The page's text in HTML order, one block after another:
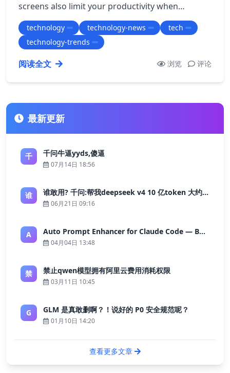
screens also limit your productivity when
compared to a dual monitor desktop. Dual scr…
technology technology-news
tech
technology-trends
阅读全文 浏览 评论
最新更新
千 千问牛逼yyds,傻逼
07月14日 18:56
谁 谁敢用? 千问:帮我deepseek v4 10 亿token 大约多少花费 ?
06月21日 09:16
A Auto Prompt Enhancer for Claude Code — Building a Highly Reliable AI Programming Workflow
04月04日 13:48
禁 禁止qwen模型拥有阿里云费用消耗权限
03月11日 10:45
G GLM 是真敢删啊？！说好的 P0 安全规范呢？
01月10日 14:20
查看更多文章